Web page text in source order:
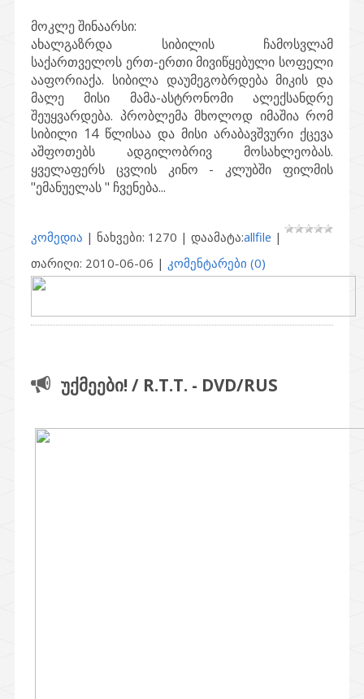
მოკლე შინაარსი:
ახალგაზრდა სიბილის ჩამოსვლამ
საქართველოს ერთ-ერთი მივიწყებული სოფელი
ააფორიაქა. სიბილა დაუმეგობრდება მიკის და
მალე მისი მამა-ასტრონომი ალექსანდრე
შეუყვარდება. პრობლემა მხოლოდ იმაშია რომ
სიბილი 14 წლისაა და მისი არაბავშვური ქცევა
აშფოთებს ადგილობრივ მოსახლეობას.
ყველაფერს ცვლის კინო - კლუბში ფილმის
"ემანუელას " ჩვენება...
კომედია | ნახვები: 1270 | დაამატა:allfile |
თარიღი: 2010-06-06 | კომენტარები (0)
უქმეები! / R.T.T. - DVD/RUS